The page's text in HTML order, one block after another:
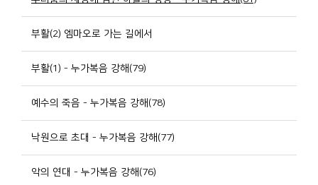
부활(2) 엠마오로 가는 길에서
부활(1) - 누가복음 강해(79)
예수의 죽음 - 누가복음 강해(78)
낙원으로 초대 - 누가복음 강해(77)
악의 연대 - 누가복음 강해(76)